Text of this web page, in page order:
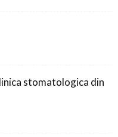
stomatologica din